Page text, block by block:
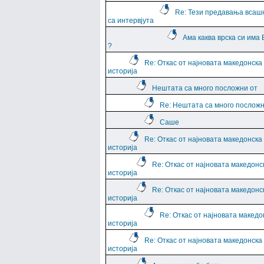
Re: Тези предавања
са интервјута
Ама каква врска си има
?
Re: Откас от најновата македонска
историја
Нештата са много посложни от
Re: Нештата са много
Саше
Re: Откас от најновата македонска
историја
Re: Откас от најновата
историја
Re: Откас от најновата
историја
Re: Откас от најновата
историја
Re: Откас от најновата македонска
историја